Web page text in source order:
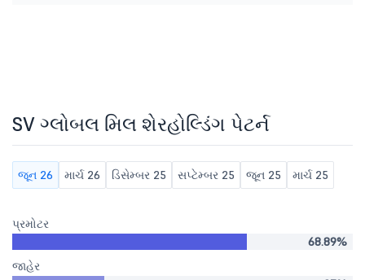
SV ગ્લોબલ મિલ શેરહોલ્ડિંગ પેટર્ન
જૂન 26 માર્ચ 26 ડિસેમ્બર 25 સપ્ટેમ્બર 25 જૂન 25 માર્ચ 25
પ્રમોટર
68.89%
જાહેર